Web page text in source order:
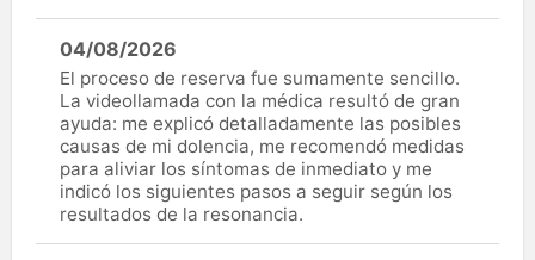
04/08/2026
El proceso de reserva fue sumamente sencillo.
La videollamada con la médica resultó de gran
ayuda: me explicó detalladamente las posibles
causas de mi dolencia, me recomendó medidas
para aliviar los síntomas de inmediato y me
indicó los siguientes pasos a seguir según los
resultados de la resonancia.